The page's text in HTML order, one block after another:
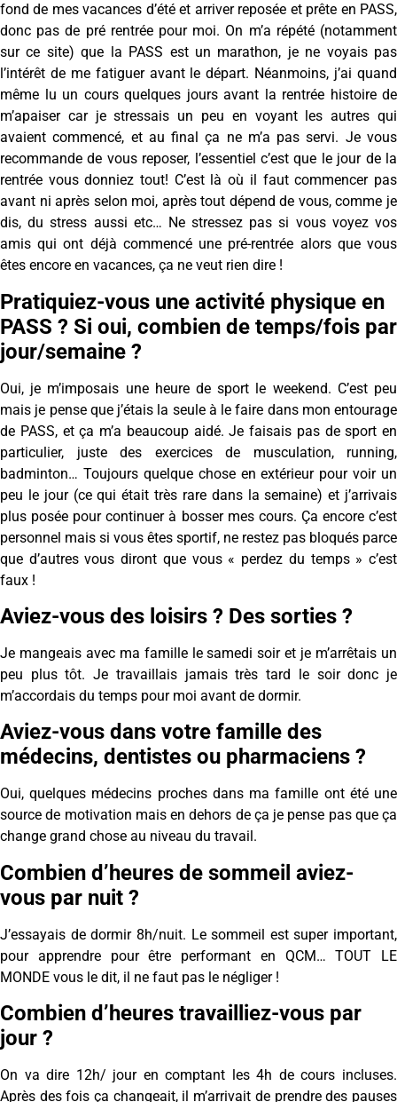
fond de mes vacances d’été et arriver reposée et prête en PASS,
donc pas de pré rentrée pour moi. On m’a répété (notamment
sur ce site) que la PASS est un marathon, je ne voyais pas
l’intérêt de me fatiguer avant le départ. Néanmoins, j’ai quand
même lu un cours quelques jours avant la rentrée histoire de
m’apaiser car je stressais un peu en voyant les autres qui
avaient commencé, et au final ça ne m’a pas servi. Je vous
recommande de vous reposer, l’essentiel c’est que le jour de la
rentrée vous donniez tout! C’est là où il faut commencer pas
avant ni après selon moi, après tout dépend de vous, comme je
dis, du stress aussi etc… Ne stressez pas si vous voyez vos
amis qui ont déjà commencé une pré-rentrée alors que vous
êtes encore en vacances, ça ne veut rien dire !
Pratiquiez-vous une activité physique en
PASS ? Si oui, combien de temps/fois par
jour/semaine ?
Oui, je m’imposais une heure de sport le weekend. C’est peu
mais je pense que j’étais la seule à le faire dans mon entourage
de PASS, et ça m’a beaucoup aidé. Je faisais pas de sport en
particulier, juste des exercices de musculation, running,
badminton… Toujours quelque chose en extérieur pour voir un
peu le jour (ce qui était très rare dans la semaine) et j’arrivais
plus posée pour continuer à bosser mes cours. Ça encore c’est
personnel mais si vous êtes sportif, ne restez pas bloqués parce
que d’autres vous diront que vous « perdez du temps » c’est
faux !
Aviez-vous des loisirs ? Des sorties ?
Je mangeais avec ma famille le samedi soir et je m’arrêtais un
peu plus tôt. Je travaillais jamais très tard le soir donc je
m’accordais du temps pour moi avant de dormir.
Aviez-vous dans votre famille des
médecins, dentistes ou pharmaciens ?
Oui, quelques médecins proches dans ma famille ont été une
source de motivation mais en dehors de ça je pense pas que ça
change grand chose au niveau du travail.
Combien d’heures de sommeil aviez-
vous par nuit ?
J’essayais de dormir 8h/nuit. Le sommeil est super important,
pour apprendre pour être performant en QCM… TOUT LE
MONDE vous le dit, il ne faut pas le négliger !
Combien d’heures travailliez-vous par
jour ?
On va dire 12h/ jour en comptant les 4h de cours incluses.
Après des fois ça changeait, il m’arrivait de prendre des pauses